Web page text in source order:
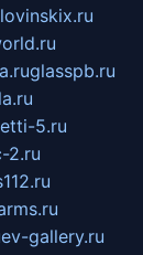
lovinskix.ru
glasspb.ru
5.ru
2.ru
ev-gallery.ru